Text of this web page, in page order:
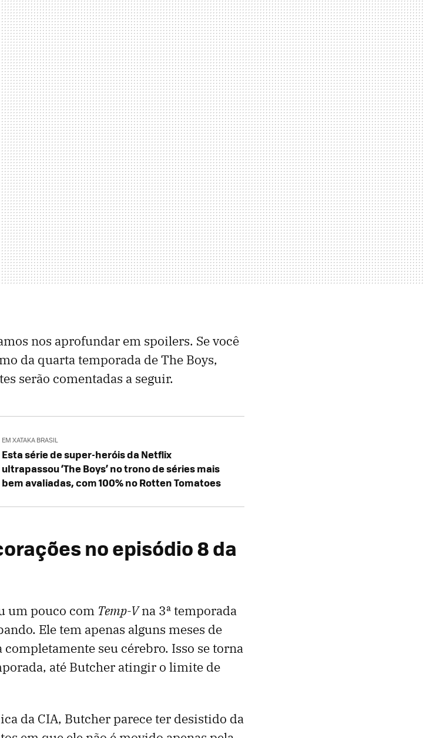
nos aprofundar em spoilers. Se você
da quarta temporada de The Boys,
serão comentadas a seguir.
EM XATAKA BRASIL
Esta série de super-heróis da Netflix
ultrapassou ‘The Boys’ no trono de séries mais
bem avaliadas, com 100% no Rotten Tomatoes
no episódio 8 da
um pouco com Temp-Vna 3ª temporada
Ele tem apenas alguns meses de
seu cérebro. Isso se torna
até Butcher atingir o limite de
da CIA, Butcher parece ter desistido da